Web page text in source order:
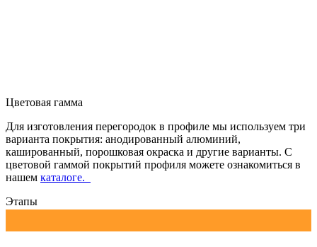
Цветовая гамма
Для изготовления перегородок в профиле мы используем три
варианта покрытия: анодированный алюминий,
кашированный, порошковая окраска и другие варианты. С
цветовой гаммой покрытий профиля можете ознакомиться в
нашем каталоге.
Этапы